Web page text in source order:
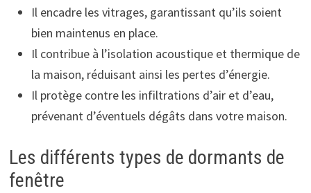
Il encadre les vitrages, garantissant qu’ils soient
bien maintenus en place.
Il contribue à l’isolation acoustique et thermique de
la maison, réduisant ainsi les pertes d’énergie.
Il protège contre les infiltrations d’air et d’eau,
prévenant d’éventuels dégâts dans votre maison.
Les différents types de dormants de
fenêtre